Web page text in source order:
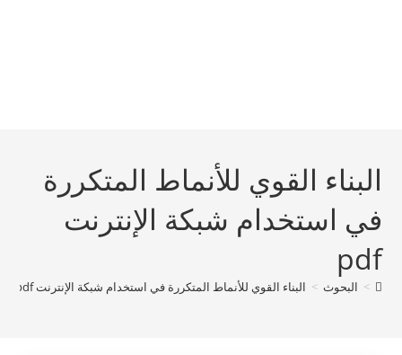
البناء القوي للأنماط المتكررة
في استخدام شبكة الإنترنت
pdf
> البحوث > البناء القوي للأنماط المتكررة في استخدام شبكة الإنترنت pdf